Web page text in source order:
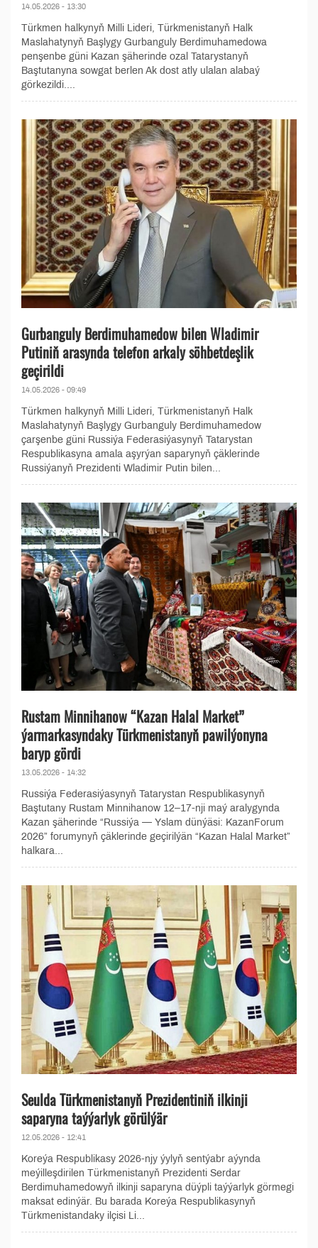
14.05.2026 - 13:30
Türkmen halkynyň Milli Lideri, Türkmenistanyň Halk
Maslahatynyň Başlygy Gurbanguly Berdimuhamedowa
penşenbe güni Kazan şäherinde ozal Tatarystanyň
Baştutanyna sowgat berlen Ak dost atly ulalan alabaý
görkezildi....
Gurbanguly Berdimuhamedow bilen Wladimir
Putiniň arasynda telefon arkaly söhbetdeşlik
geçirildi
14.05.2026 - 09:49
Türkmen halkynyň Milli Lideri, Türkmenistanyň Halk
Maslahatynyň Başlygy Gurbanguly Berdimuhamedow
çarşenbe güni Russiýa Federasiýasynyň Tatarystan
Respublikasyna amala aşyrýan saparynyň çäklerinde
Russiýanyň Prezidenti Wladimir Putin bilen...
Rustam Minnihanow “Kazan Halal Market”
ýarmarkasyndaky Türkmenistanyň pawilýonyna
baryp gördi
13.05.2026 - 14:32
Russiýa Federasiýasynyň Tatarystan Respublikasynyň
Baştutany Rustam Minnihanow 12–17-nji maý aralygynda
Kazan şäherinde “Russiýa — Yslam dünýäsi: KazanForum
2026” forumynyň çäklerinde geçirilýän “Kazan Halal Market”
halkara...
Seulda Türkmenistanyň Prezidentiniň ilkinji
saparyna taýýarlyk görülýär
12.05.2026 - 12:41
Koreýa Respublikasy 2026-njy ýylyň sentýabr aýynda
meýilleşdirilen Türkmenistanyň Prezidenti Serdar
Berdimuhamedowyň ilkinji saparyna düýpli taýýarlyk görmegi
maksat edinýär. Bu barada Koreýa Respublikasynyň
Türkmenistandaky ilçisi Li...